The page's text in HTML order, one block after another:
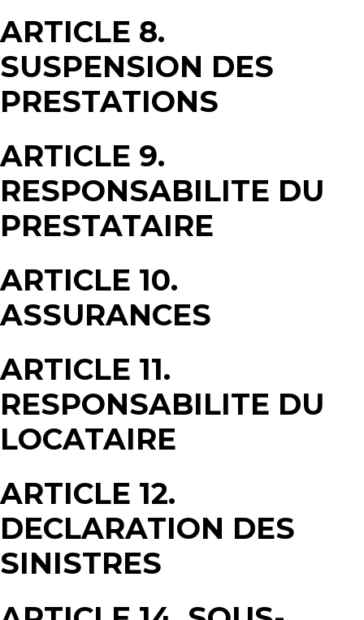
ARTICLE 8.
SUSPENSION DES
PRESTATIONS
ARTICLE 9.
RESPONSABILITE DU
PRESTATAIRE
ARTICLE 10.
ASSURANCES
ARTICLE 11.
RESPONSABILITE DU
LOCATAIRE
ARTICLE 12.
DECLARATION DES
SINISTRES